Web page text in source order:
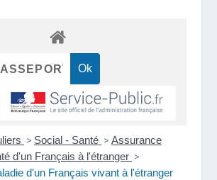
> Social - Santé > Assurance
d'un Français à l'étranger >
d'un Français vivant à l'étranger